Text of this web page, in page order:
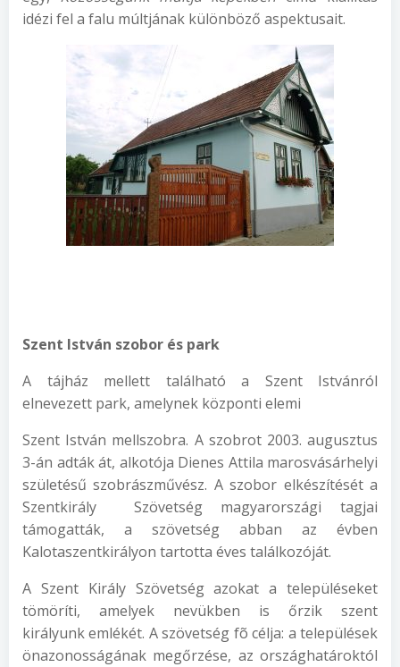
idézi fel a falu múltjának különböző aspektusait.
Szent István szobor és park
A tájház mellett található a Szent Istvánról
elnevezett park, amelynek központi elemi
Szent István mellszobra. A szobrot 2003. augusztus
3-án adták át, alkotója Dienes Attila marosvásárhelyi
születésű szobrászművész. A szobor elkészítését a
Szentkirály Szövetség magyarországi tagjai
támogatták, a szövetség abban az évben
Kalotaszentkirályon tartotta éves találkozóját.
A Szent Király Szövetség azokat a településeket
tömöríti, amelyek nevükben is őrzik szent
királyunk emlékét. A szövetség fõ célja: a települések
önazonosságának megőrzése, az országhatároktól